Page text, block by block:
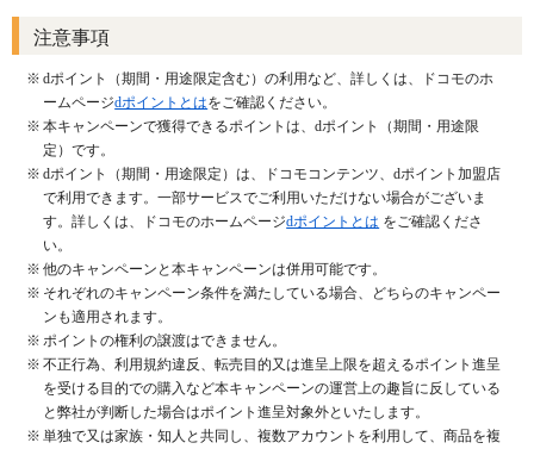
注意事項
dポイント（期間・用途限定含む）の利用など、詳しくは、ドコモのホ
ームページdポイントとはをご確認ください。
本キャンペーンで獲得できるポイントは、dポイント（期間・用途限
定）です。
dポイント（期間・用途限定）は、ドコモコンテンツ、dポイント加盟店
で利用できます。一部サービスでご利用いただけない場合がございま
す。詳しくは、ドコモのホームページdポイントとは をご確認くださ
い。
他のキャンペーンと本キャンペーンは併用可能です。
それぞれのキャンペーン条件を満たしている場合、どちらのキャンペー
ンも適用されます。
ポイントの権利の譲渡はできません。
不正行為、利用規約違反、転売目的又は進呈上限を超えるポイント進呈
を受ける目的での購入など本キャンペーンの運営上の趣旨に反している
と弊社が判断した場合はポイント進呈対象外といたします。
単独で又は家族・知人と共同し、複数アカウントを利用して、商品を複